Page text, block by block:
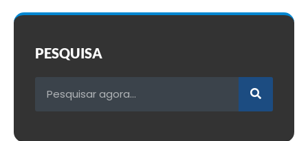
PESQUISA